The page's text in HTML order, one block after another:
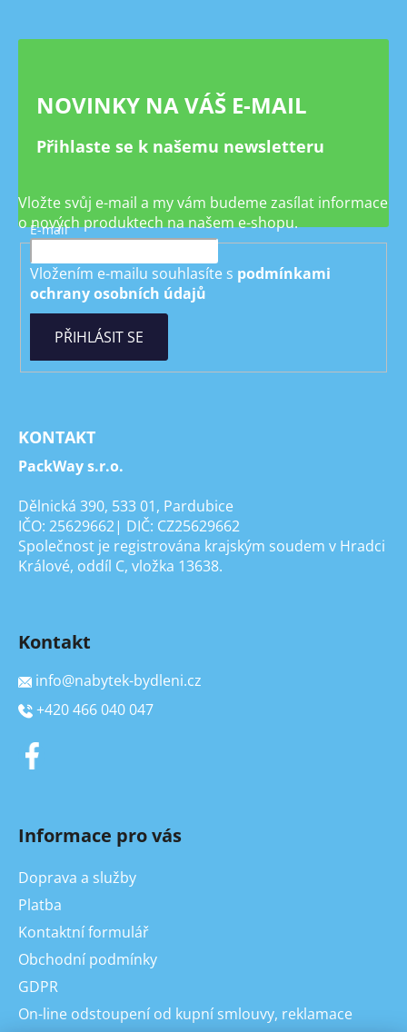
NOVINKY NA VÁŠ E-MAIL
Přihlaste se k našemu newsletteru
Vložte svůj e-mail a my vám budeme zasílat informace
o nových produktech na našem e-shopu.
E-mail
Vložením e-mailu souhlasíte s podmínkami
ochrany osobních údajů
PŘIHLÁSIT SE
KONTAKT
PackWay s.r.o.
Dělnická 390, 533 01, Pardubice
IČO: 25629662| DIČ: CZ25629662
Společnost je registrována krajským soudem v Hradci
Králové, oddíl C, vložka 13638.
Kontakt
info@nabytek-bydleni.cz
+420 466 040 047
Informace pro vás
Doprava a služby
Platba
Kontaktní formulář
Obchodní podmínky
GDPR
On-line odstoupení od kupní smlouvy, reklamace